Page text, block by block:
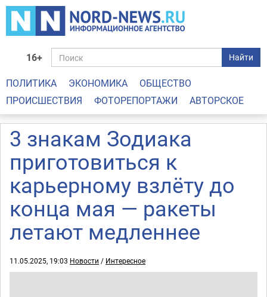
16+ Найти
ПОЛИТИКА ЭКОНОМИКА
ОБЩЕСТВО
ПРОИСШЕСТВИЯ
ФОТОРЕПОРТАЖИ АВТОРСКОЕ
3 знакам Зодиака
приготовиться к
карьерному взлёту до
конца мая — ракеты
летают медленнее
11.05.2025, 19:03 Новости / Интересное